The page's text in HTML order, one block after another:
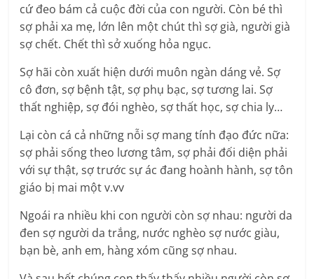
cứ đeo bám cả cuộc đời của con người. Còn bé thì
sợ phải xa mẹ, lớn lên một chút thì sợ già, người già
sợ chết. Chết thì sở xuống hỏa ngục.
Sợ hãi còn xuất hiện dưới muôn ngàn dáng vẻ. Sợ
cô đơn, sợ bệnh tật, sợ phụ bạc, sợ tương lai. Sợ
thất nghiệp, sợ đói nghèo, sợ thất học, sợ chia ly…
Lại còn cá cả những nỗi sợ mang tính đạo đức nữa:
sợ phải sống theo lương tâm, sợ phải đối diện phải
với sự thật, sợ trước sự ác đang hoành hành, sợ tôn
giáo bị mai một v.vv
Ngoái ra nhiều khi con người còn sợ nhau: người da
đen sợ người da trắng, nước nghèo sợ nước giàu,
bạn bè, anh em, hàng xóm cũng sợ nhau.